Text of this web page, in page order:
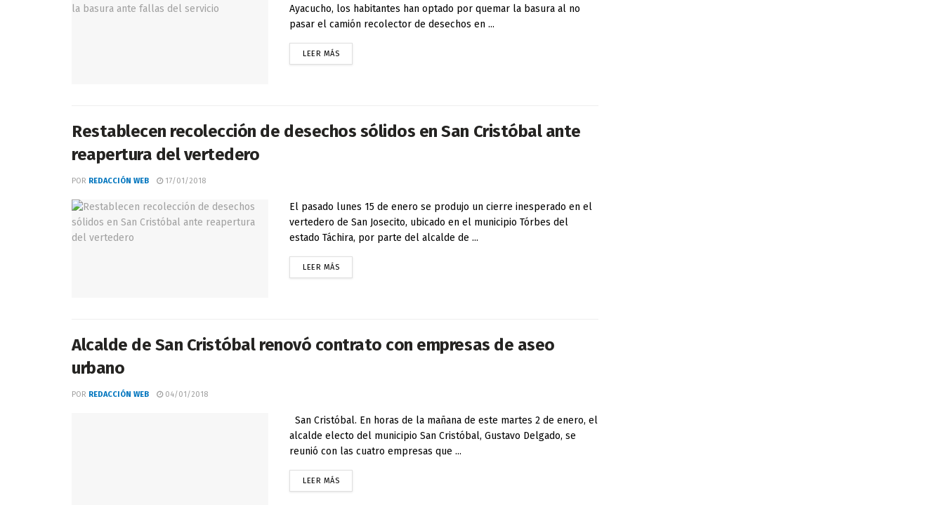
Ayacucho, los habitantes han optado por quemar la basura al no
pasar el camión recolector de desechos en ...
LEER MÁS
Restablecen recolección de desechos sólidos en San Cristóbal ante
reapertura del vertedero
POR REDACCIÓN WEB 17/01/2018
El pasado lunes 15 de enero se produjo un cierre inesperado en el
vertedero de San Josecito, ubicado en el municipio Tórbes del
estado Táchira, por parte del alcalde de ...
LEER MÁS
Alcalde de San Cristóbal renovó contrato con empresas de aseo
urbano
POR REDACCIÓN WEB 04/01/2018
San Cristóbal. En horas de la mañana de este martes 2 de enero, el
alcalde electo del municipio San Cristóbal, Gustavo Delgado, se
reunió con las cuatro empresas que ...
LEER MÁS